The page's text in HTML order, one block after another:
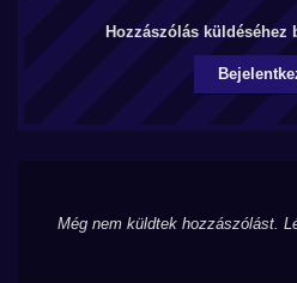
Hozzászólás küldéséhez
Még nem küldtek hozzászólást.